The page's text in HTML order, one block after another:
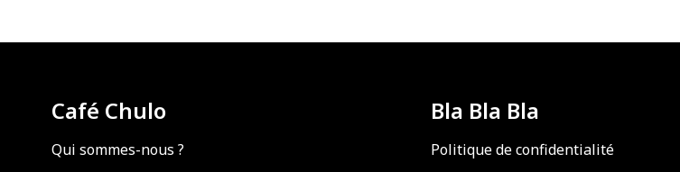
Café Chulo
Qui sommes-nous ?
Bla Bla Bla
Politique de confidentialité